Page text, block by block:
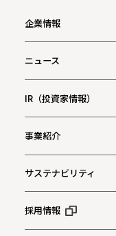
企業情報
ニュース
IR（投資家情報）
事業紹介
サステナビリティ
採用情報